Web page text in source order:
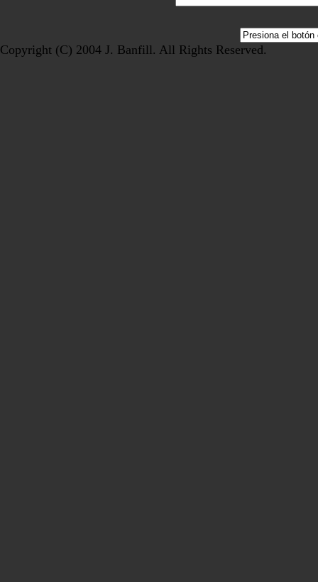
Copyright (C) 2004 J. Banfill. All Rights Reserved.